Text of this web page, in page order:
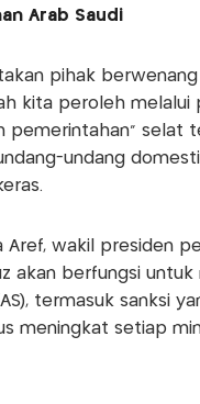
Arab Saudi
pihak
kita peroleh melalui
pemerintahan” selat
undang
Aref, wakil presiden
akan berfungsi
termasuk sanksi
meningkat setiap